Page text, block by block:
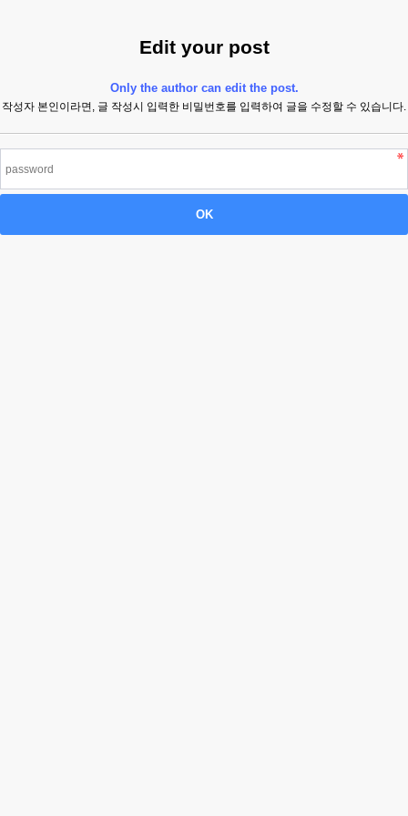
Edit your post
Only the author can edit the post.
작성자 본인이라면, 글 작성시 입력한 비밀번호를 입력하여 글을 수정할 수 있습니다.